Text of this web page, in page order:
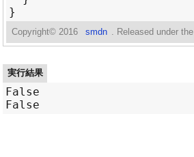
Copyright© 2016 smdn . Released under the
実行結果
False